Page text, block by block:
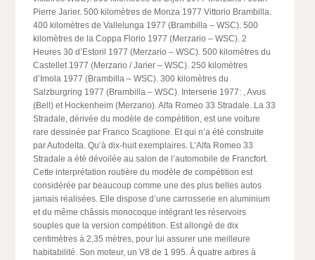
Pierre Jarier. 500 kilomètres de Monza 1977 Vittorio Brambilla.
400 kilomètres de Vallelunga 1977 (Brambilla – WSC). 500
kilomètres de la Coppa Florio 1977 (Merzario – WSC). 2
Heures 30 d’Estoril 1977 (Merzario – WSC). 500 kilomètres du
Castellet 1977 (Merzario / Jarier – WSC). 250 kilomètres
d’Imola 1977 (Brambilla – WSC). 300 kilomètres du
Salzburgring 1977 (Brambilla – WSC). Interserie 1977: , Avus
(Bell) et Hockenheim (Merzario). Alfa Romeo 33 Stradale. La 33
Stradale, dérivée du modèle de compétition, est une voiture
rare dessinée par Franco Scaglione. Et qui n’a été construite
par Autodelta. Qu’à dix-huit exemplaires. L’Alfa Romeo 33
Stradale a été dévoilée au salon de l’automobile de Francfort.
Cette interprétation routière du modèle de compétition est
considérée par beaucoup comme une des plus belles autos
jamais réalisées. Elle dispose d’une carrosserie en aluminium
et du même châssis monocoque intégrant les réservoirs
souples que la version compétition. Est allongé de dix
centimètres à 2,35 mètres, pour lui assurer une meilleure
habitabilité. Son moteur, un V8 de 1 995. À quatre arbres à